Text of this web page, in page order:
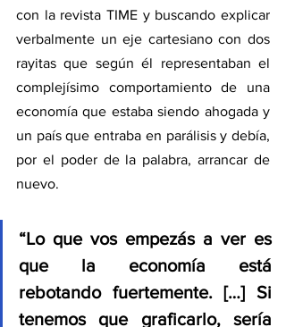
con la revista TIME y buscando explicar
verbalmente un eje cartesiano con dos
rayitas que según él representaban el
complejísimo comportamiento de una
economía que estaba siendo ahogada y
un país que entraba en parálisis y debía,
por el poder de la palabra, arrancar de
nuevo.
“Lo que vos empezás a ver es
que la economía está
rebotando fuertemente. […] Si
tenemos que graficarlo, sería